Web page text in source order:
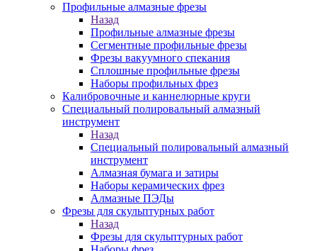
Профильные алмазные фрезы
Назад
Профильные алмазные фрезы
Сегментные профильные фрезы
Фрезы вакуумного спекания
Сплошные профильные фрезы
Наборы профильных фрез
Калибровочные и каннелюрные круги
Специальный полировальный алмазный
инструмент
Назад
Специальный полировальный алмазный
инструмент
Алмазная бумага и затиры
Наборы керамических фрез
Алмазные ПЭДы
Фрезы для скульптурных работ
Назад
Фрезы для скульптурных работ